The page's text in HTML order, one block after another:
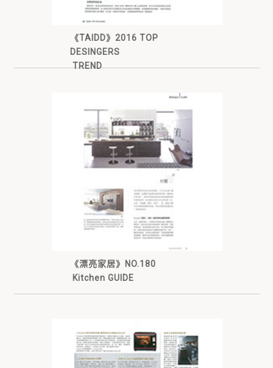
《TAIDD》2016 TOP
DESINGERS
TREND
《漂亮家居》NO.180
Kitchen GUIDE